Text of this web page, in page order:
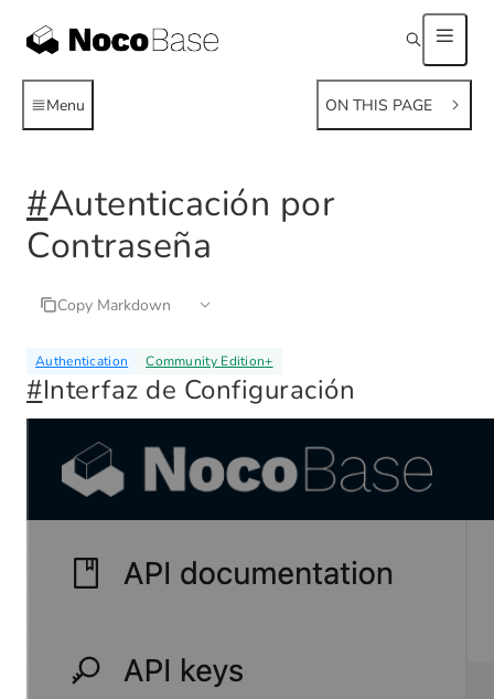
Menu ON THIS PAGE
#Autenticación por
Contraseña
Copy Markdown
Authentication Community Edition+
#Interfaz de Configuración